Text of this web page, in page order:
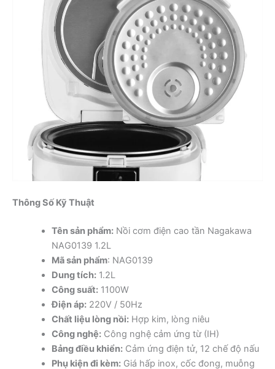
Thông Số Kỹ Thuật
Tên sản phẩm:Nồi cơm điện cao tần Nagakawa
NAG0139 1.2L
Mã sản phẩm: NAG0139
Dung tích:1.2L
Công suất:1100W
Điện áp:220V / 50Hz
Chất liệu lòng nồi:Hợp kim, lòng niêu
Công nghệ:Công nghệ cảm ứng từ (IH)
Bảng điều khiển:Cảm ứng điện tử, 12 chế độ nấu
Phụ kiện đi kèm:Giá hấp inox, cốc đong, muỗng